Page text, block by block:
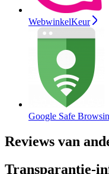
WebwinkelKeur
Google Safe
Reviews van
Transparantie-